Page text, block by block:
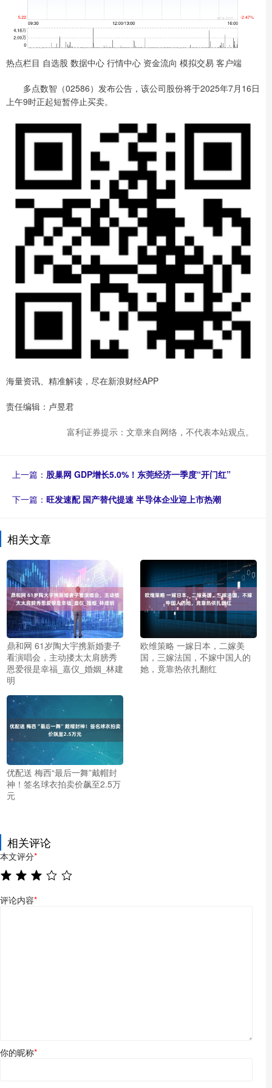
热点栏目 自选股 数据中心 行情中心 资金流向 模拟交易 客户端
多点数智（02586）发布公告，该公司股份将于2025年7月16日
上午9时正起短暂停止买卖。
海量资讯、精准解读，尽在新浪财经APP
责任编辑：卢昱君
富利证券提示：文章来自网络，不代表本站观点。
上一篇： 股巢网 GDP增长5.0%！东莞经济一季度“开门红”
下一篇： 旺发速配 国产替代提速 半导体企业迎上市热潮
相关文章
鼎和网 61岁陶大宇携新婚妻子
看演唱会，主动搂太太肩膀秀
恩爱很是幸福_嘉仪_婚姻_林建
明
欧维策略 一嫁日本，二嫁美
国，三嫁法国，不嫁中国人的
她，竟靠热依扎翻红
优配送 梅西“最后一舞”戴帽封
神！签名球衣拍卖价飙至2.5万
元
相关评论
本文评分*
评论内容*
你的昵称*